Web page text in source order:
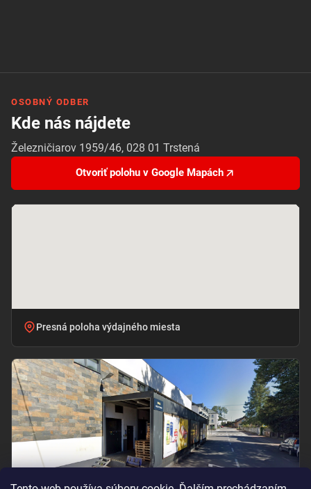
OSOBNÝ ODBER
Kde nás nájdete
Železničiarov 1959/46, 028 01 Trstená
Otvoriť polohu v Google Mapách
Presná poloha výdajného miesta